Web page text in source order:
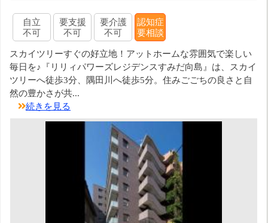
自立
不可
要支援
不可
要介護
不可
認知症
要相談
スカイツリーすぐの好立地！アットホームな雰囲気で楽しい
毎日を♪『リリィパワーズレジデンスすみだ向島』は、スカイ
ツリーへ徒歩3分、隅田川へ徒歩5分。住みごごちの良さと自
然の豊かさが共...
続きを見る